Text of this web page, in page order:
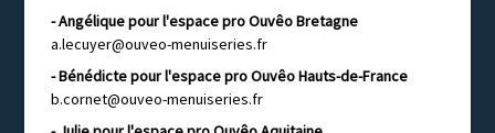
- Angélique pour l'espace pro Ouvêo Bretagne
a.lecuyer@ouveo-menuiseries.fr
- Bénédicte pour l'espace pro Ouvêo Hauts-de-France
b.cornet@ouveo-menuiseries.fr